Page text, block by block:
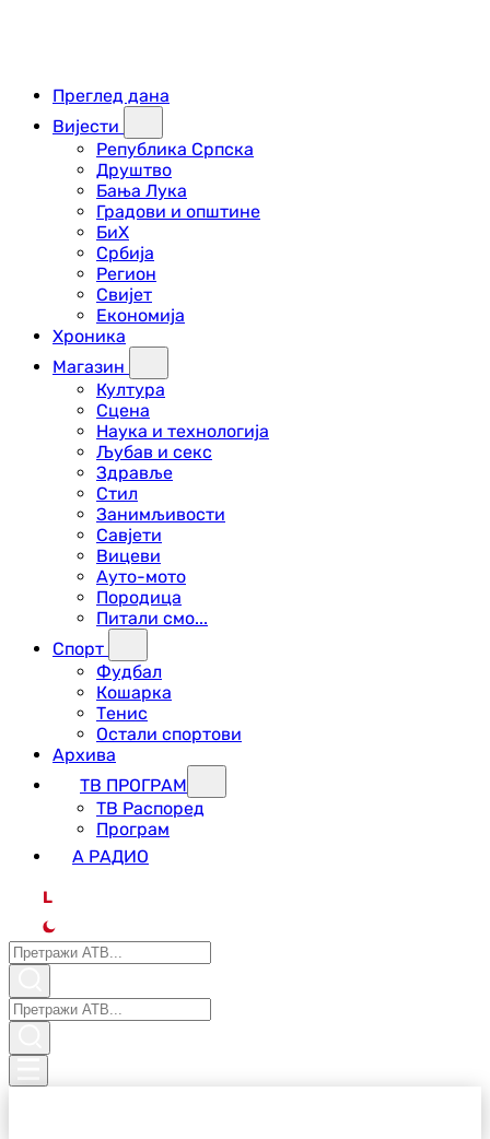
Преглед дана
Вијести
Република Српска
Друштво
Бања Лука
Градови и општине
БиХ
Србија
Регион
Свијет
Економија
Хроника
Магазин
Култура
Сцена
Наука и технологија
Љубав и секс
Здравље
Стил
Занимљивости
Савјети
Вицеви
Ауто-мото
Породица
Питали смо...
Спорт
Фудбал
Кошарка
Тенис
Остали спортови
Архива
ТВ ПРОГРАМ
ТВ Распоред
Програм
А РАДИО
L